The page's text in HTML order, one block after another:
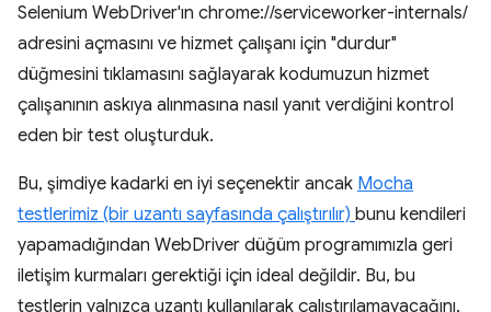
Selenium WebDriver'ın chrome://serviceworker-internals/
adresini açmasını ve hizmet çalışanı için "durdur"
düğmesini tıklamasını sağlayarak kodumuzun hizmet
çalışanının askıya alınmasına nasıl yanıt verdiğini kontrol
eden bir test oluşturduk.
Bu, şimdiye kadarki en iyi seçenektir ancak Mocha
testlerimiz (bir uzantı sayfasında çalıştırılır) bunu kendileri
yapamadığından WebDriver düğüm programımızla geri
iletişim kurmaları gerektiği için ideal değildir. Bu, bu
testlerin yalnızca uzantı kullanılarak çalıştırılamayacağını,